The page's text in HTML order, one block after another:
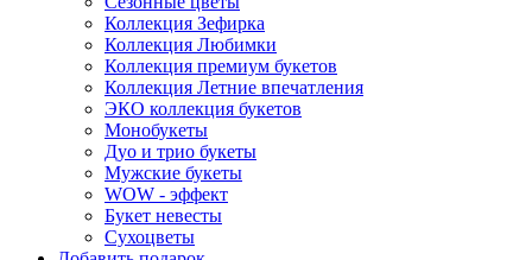
Коллекция Зефирка
Коллекция Любимки
Коллекция премиум букетов
Коллекция Летние впечатления
ЭКО коллекция букетов
Монобукеты
Дуо и трио букеты
Мужские букеты
WOW - эффект
Букет невесты
Сухоцветы